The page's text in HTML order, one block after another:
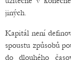
jiných.
Kapitál není
spoustu způsobů
do dlouhého